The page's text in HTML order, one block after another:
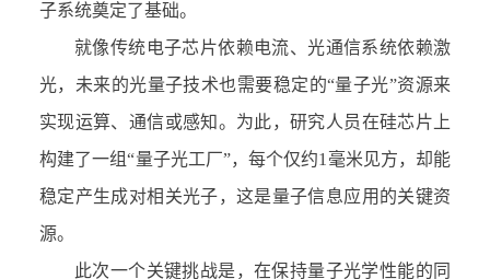
子系统奠定了基础。
就像传统电子芯片依赖电流、光通信系统依赖激
光，未来的光量子技术也需要稳定的“量子光”资源来
实现运算、通信或感知。为此，研究人员在硅芯片上
构建了一组“量子光工厂”，每个仅约1毫米见方，却能
稳定产生成对相关光子，这是量子信息应用的关键资
源。
此次一个关键挑战是，在保持量子光学性能的同